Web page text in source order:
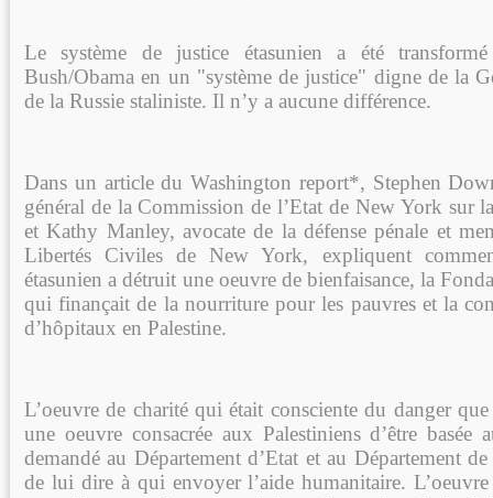
Le système de justice étasunien a été
Bush/Obama en un "système de justice" digne de la
de la Russie staliniste. Il n’y a aucune différence.
Dans un article du Washington report*, Stephen
général de la Commission de l’Etat de New York sur
et Kathy Manley, avocate de la défense pénale et
Libertés Civiles de New York, expliquent
étasunien a détruit une oeuvre de bienfaisance, la
qui finançait de la nourriture pour les pauvres et la
d’hôpitaux en Palestine.
L’oeuvre de charité qui était consciente du danger
une oeuvre consacrée aux Palestiniens d’être basée
demandé au Département d’Etat et au Département
de lui dire à qui envoyer l’aide humanitaire.